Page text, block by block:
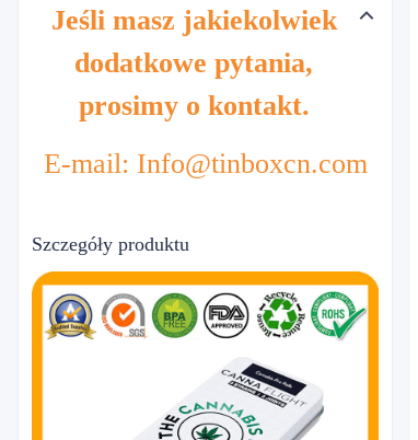
Jeśli masz jakiekolwiek
dodatkowe pytania,
prosimy o kontakt.
E-mail: Info@tinboxcn.com
Szczegóły produktu